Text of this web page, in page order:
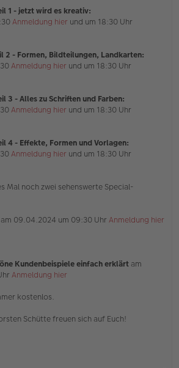
1 - jetzt wird es kreativ:
Anmeldung hier und um 18:30 Uhr
2 - Formen, Bildteilungen, Landkarten:
Anmeldung hier und um 18:30 Uhr
3 - Alles zu Schriften und Farben:
Anmeldung hier und um 18:30 Uhr
4 - Effekte, Formen und Vorlagen:
Anmeldung hier und um 18:30 Uhr
Mal noch zwei sehenswerte Special-
am 09.04.2024 um 09:30 Uhr Anmeldung hier
Kundenbeispiele einfach erklärt am
Anmeldung hier
kostenlos.
Schütte freuen sich auf Euch!